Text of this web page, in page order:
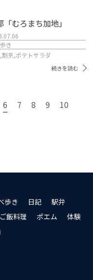
「むろまち加地」
き
割烹,ポテトサラダ
続きを読む
6 7 8 9
10
歩き 日記
駅弁
ご飯料理 ポエム
体験